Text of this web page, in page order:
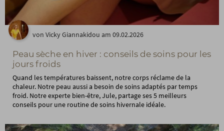
von Vicky Giannakidou am 09.02.2026
Peau sèche en hiver : conseils de soins pour les
jours froids
Quand les températures baissent, notre corps réclame de la
chaleur. Notre peau aussi a besoin de soins adaptés par temps
froid. Notre experte bien-être, Jule, partage ses 5 meilleurs
conseils pour une routine de soins hivernale idéale.